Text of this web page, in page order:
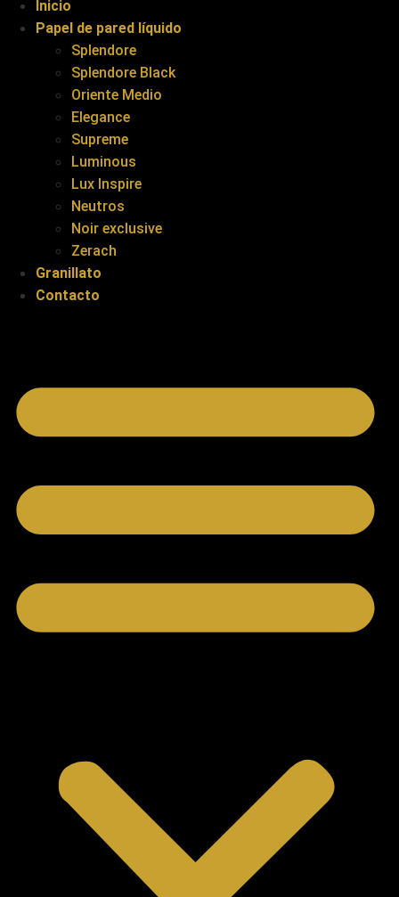
Inicio
Papel de pared líquido
Splendore
Splendore Black
Oriente Medio
Elegance
Supreme
Luminous
Lux Inspire
Neutros
Noir exclusive
Zerach
Granillato
Contacto